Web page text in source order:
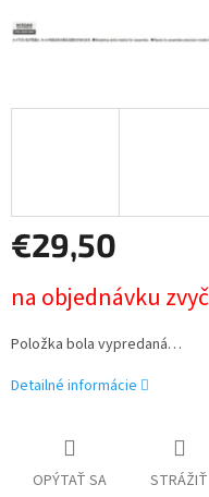
€29,50
cena:
na objednávku
Položka bola vypredaná…
Detailné informácie
OPÝTAŤ SA STRÁŽIŤ